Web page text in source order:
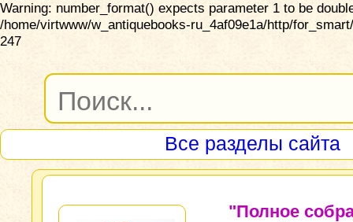
Warning: number_format() expects parameter 1 to be
/home/virtwww/w_antiquebooks-ru_4af09e1a/http/
247
Все разделы сайта
"Полное